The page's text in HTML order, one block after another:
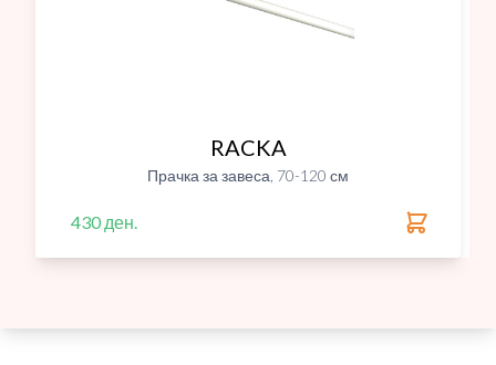
RACKA
Прачка за завеса, 70-120 см
430 ден.